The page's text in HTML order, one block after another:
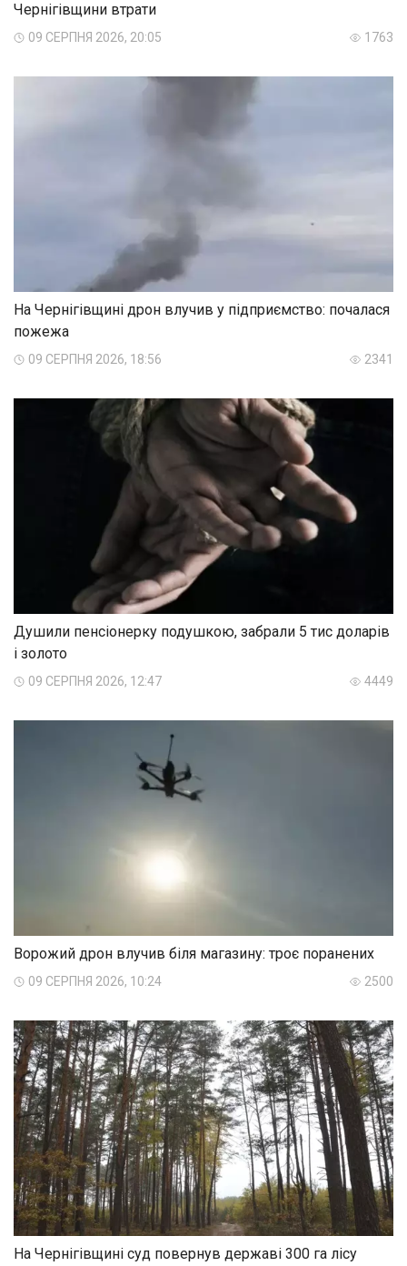
Чернігівщини втрати
09 СЕРПНЯ 2026, 20:05 1763
На Чернігівщині дрон влучив у підприємство: почалася
пожежа
09 СЕРПНЯ 2026, 18:56 2341
Душили пенсіонерку подушкою, забрали 5 тис доларів
і золото
09 СЕРПНЯ 2026, 12:47 4449
Ворожий дрон влучив біля магазину: троє поранених
09 СЕРПНЯ 2026, 10:24 2500
На Чернігівщині суд повернув державі 300 га лісу